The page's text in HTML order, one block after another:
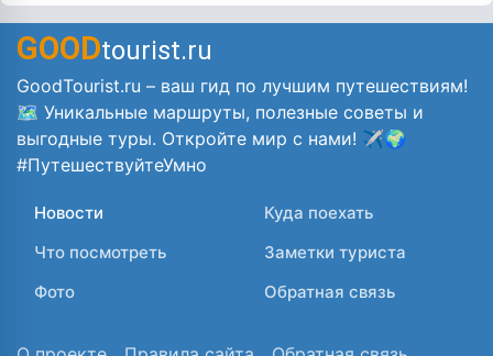
GOODtourist.ru
GoodTourist.ru – ваш гид по лучшим путешествиям!
🗺️ Уникальные маршруты, полезные советы и
выгодные туры. Откройте мир с нами! ✈️🌍
#ПутешествуйтеУмно
Новости
Куда поехать
Что посмотреть
Заметки туриста
Фото
Обратная связь